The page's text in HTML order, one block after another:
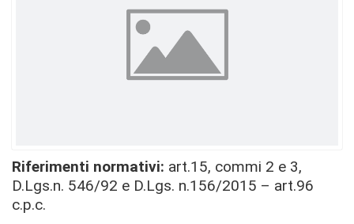
Riferimenti normativi: art.15, commi 2 e 3,
D.Lgs.n. 546/92 e D.Lgs. n.156/2015 – art.96
c.p.c.